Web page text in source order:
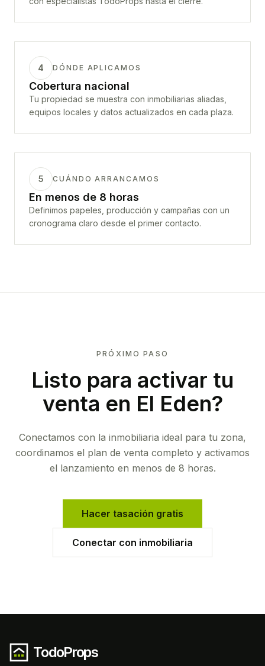
4 DÓNDE APLICAMOS
Cobertura nacional
Tu propiedad se muestra con inmobiliarias aliadas,
equipos locales y datos actualizados en cada plaza.
5 CUÁNDO ARRANCAMOS
En menos de 8 horas
Definimos papeles, producción y campañas con un
cronograma claro desde el primer contacto.
PRÓXIMO PASO
Listo para activar tu
venta en El Eden?
Conectamos con la inmobiliaria ideal para tu zona,
coordinamos el plan de venta completo y activamos
el lanzamiento en menos de 8 horas.
Hacer tasación gratis
Conectar con inmobiliaria
TodoProps